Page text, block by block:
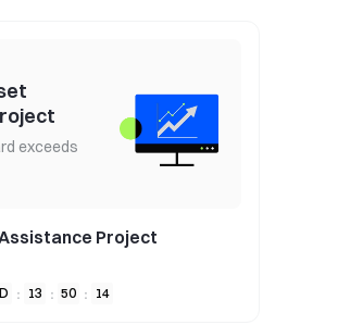
exceeds
Project
D : 13 : 50 : 13